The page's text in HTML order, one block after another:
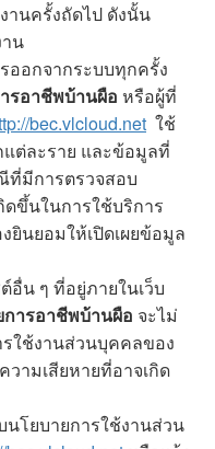
านครั้งถัดไป ดังนั้น
น
ออกจากระบบทุกครั้ง
รอาชีพบ้านผือ หรือผู้ที่
bec.vlcloud.net ใช้
ต่ละราย และข้อมูลที่
ที่มีการตรวจสอบ
ขึ้นในการใช้บริการ
ยินยอมให้เปิดเผยข้อมูล
อื่น ๆ ที่อยู่ภายในเว็บ
ารอาชีพบ้านผือ จะไม่
ใช้งานส่วนบุคคลของ
ามเสียหายที่อาจเกิด
โยบายการใช้งานส่วน